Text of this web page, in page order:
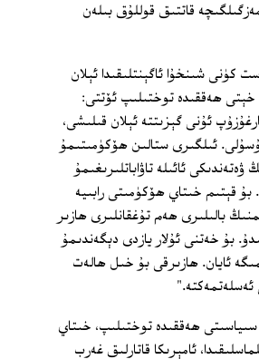
قاتتىق قوللۇق بىلەن
جەريانىدا خىتاي ھۆكۈمىتىنىڭ 2 - ئاۋغۇست كۈنى شىنخۇا ئاگېنتلىقىدا ئېلان
خېتى ھەققىدە توختىلىپ ئۆتتى:
ئۇنى گېزىتتە ئېلان قىلىشى،
ئىلگىرى ستالىن ھۆكۈمىتىمۇ
ئائىلە تاۋاباتلىرىغىمۇ
بۇ قېتىم خىتاي ھۆكۈمىتى رابىيە
بالىلىرى ھەم تۇغقانلىرى ھازىر
بۇ خەتنى ئۇلار يازدى دېگەندىمۇ
ئايان. ھازىرقى بۇ خىل ھالەت
ئەسلەتمەكتە."
ھەققىدە توختىلىپ، خىتاي
ئامېرىكا قاتارلىق غەرب